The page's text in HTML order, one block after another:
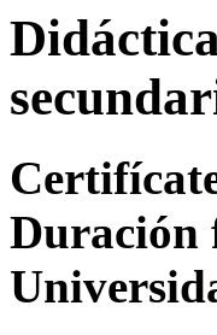
Duración